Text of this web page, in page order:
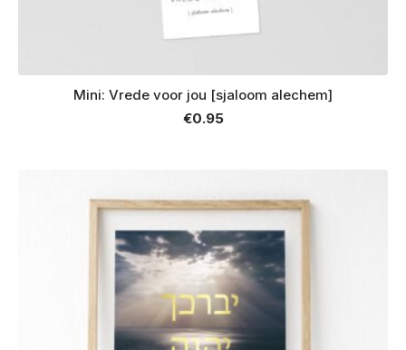
Mini: Vrede voor jou [sjaloom alechem]
€0.95